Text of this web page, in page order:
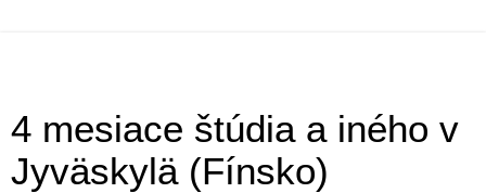
4 mesiace štúdia a iného v
Jyväskylä (Fínsko)